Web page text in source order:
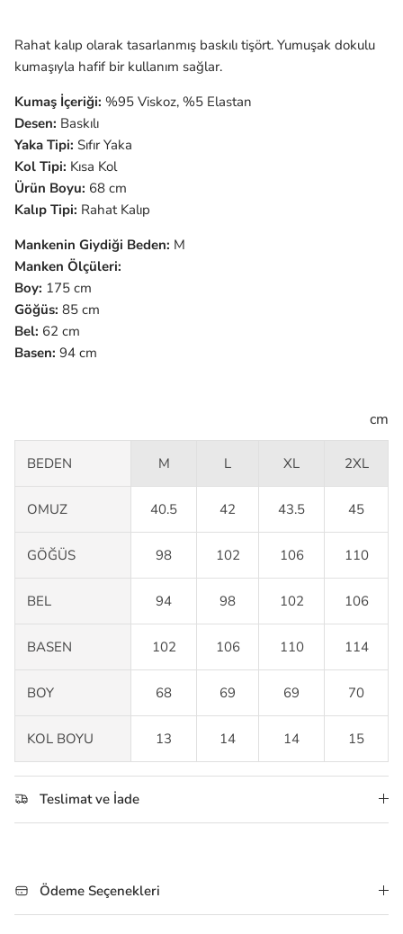
Rahat kalıp olarak tasarlanmış baskılı tişört. Yumuşak dokulu
kumaşıyla hafif bir kullanım sağlar.
Kumaş İçeriği: %95 Viskoz, %5 Elastan
Desen: Baskılı
Yaka Tipi: Sıfır Yaka
Kol Tipi: Kısa Kol
Ürün Boyu: 68 cm
Kalıp Tipi: Rahat Kalıp
Mankenin Giydiği Beden: M
Manken Ölçüleri:
Boy: 175 cm
Göğüs: 85 cm
Bel: 62 cm
Basen: 94 cm
cm
BEDEN M L XL 2XL
OMUZ 40.5 42 43.5 45
GÖĞÜS 98 102 106 110
BEL 94 98 102 106
BASEN 102 106 110 114
BOY 68 69 69 70
KOL BOYU 13 14 14 15
Teslimat ve İade
Ödeme Seçenekleri